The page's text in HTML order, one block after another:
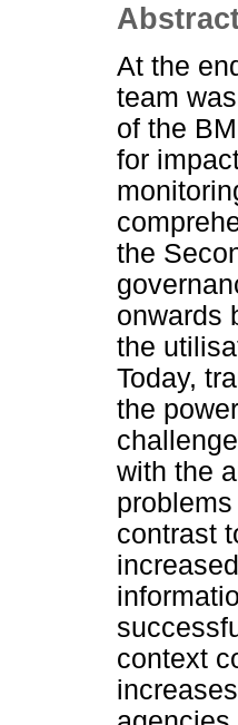
At the
team
of the
for
the
onwards
the
Today,
the
with the
contrast
context